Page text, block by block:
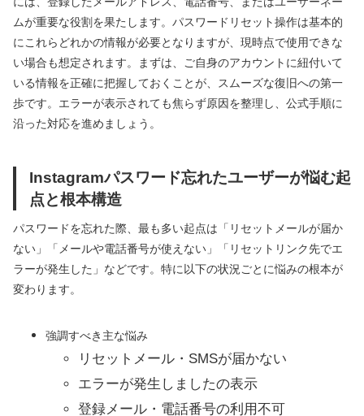
ムが重要な役割を果たします。パスワードリセット操作は基本的
にこれらどれかの情報が必要となりますが、現時点で使用できな
い場合も想定されます。まずは、ご自身のアカウントに紐付いて
いる情報を正確に把握しておくことが、スムーズな復旧への第一
歩です。エラーが表示されても焦らず原因を整理し、公式手順に
沿った対応を進めましょう。
Instagramパスワード忘れたユーザーが悩む起
点と根本構造
パスワードを忘れた際、最も多い起点は「リセットメールが届か
ない」「メールや電話番号が使えない」「リセットリンク先でエ
ラーが発生した」などです。特に以下の状況ごとに悩みの根本が
変わります。
強調すべき主な悩み
リセットメール・SMSが届かない
エラーが発生しましたの表示
登録メール・電話番号の利用不可